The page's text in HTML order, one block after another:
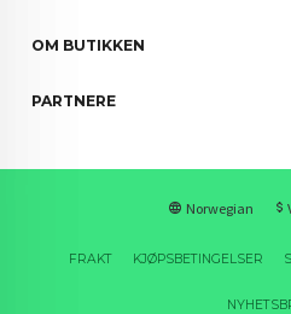
OM BUTIKKEN
PARTNERE
Norwegian
FRAKT KJØPSBETINGELSER